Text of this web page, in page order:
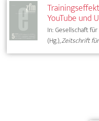
YouTube und
In: Gesellschaft
(Hg.),Zeitschrift